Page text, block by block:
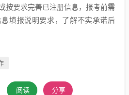
要求完善已注册信息，报考前需
填报说明要求，了解不实承诺后
阅读 分享